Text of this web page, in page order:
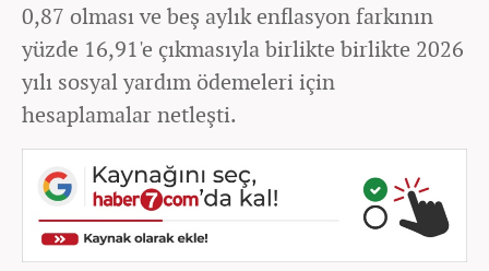
0,87 olması ve beş aylık enflasyon farkının
yüzde 16,91'e çıkmasıyla birlikte birlikte 2026
yılı sosyal yardım ödemeleri için
hesaplamalar netleşti.